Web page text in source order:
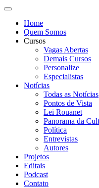
Home
Quem Somos
Cursos
Vagas Abertas
Demais Cursos
Personalize
Especialistas
Notícias
Todas as Notícias
Pontos de Vista
Lei Rouanet
Panorama da
Política
Entrevistas
Autores
Projetos
Editais
Podcast
Contato